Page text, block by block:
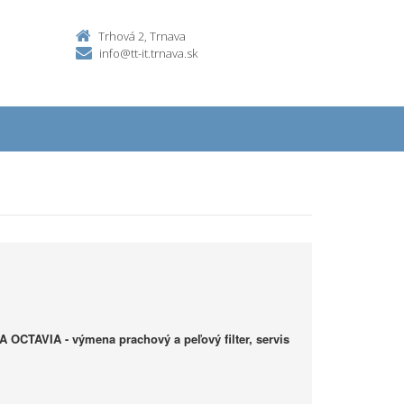
Trhová 2, Trnava
info@tt-it.trnava.sk
OCTAVIA - výmena prachový a peľový filter, servis